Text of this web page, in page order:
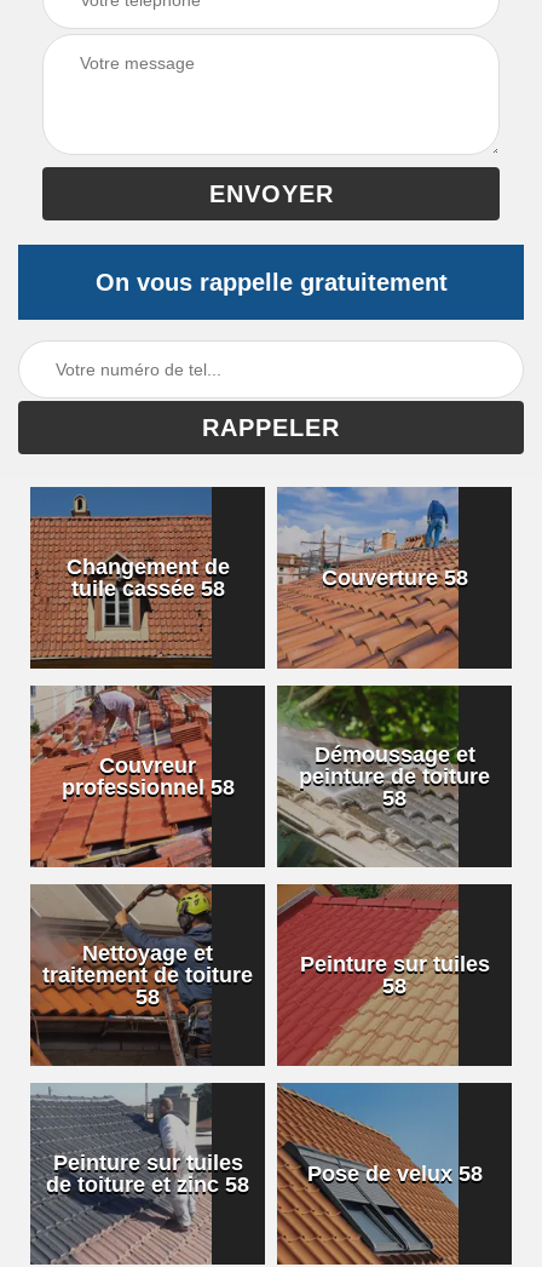
On vous rappelle gratuitement
Changement de
tuile cassée 58
Couverture 58
Couvreur
professionnel 58
Démoussage et
peinture de toiture
58
Nettoyage et
traitement de toiture
58
Peinture sur tuiles
58
Peinture sur tuiles
de toiture et zinc 58
Pose de velux 58